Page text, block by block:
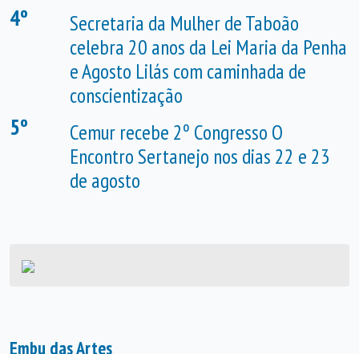
4º
Secretaria da Mulher de Taboão
celebra 20 anos da Lei Maria da Penha
e Agosto Lilás com caminhada de
conscientização
5º
Cemur recebe 2º Congresso O
Encontro Sertanejo nos dias 22 e 23
de agosto
Embu das Artes